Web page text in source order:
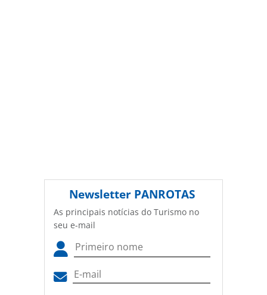
Newsletter PANROTAS
As principais notícias do Turismo no
seu e-mail